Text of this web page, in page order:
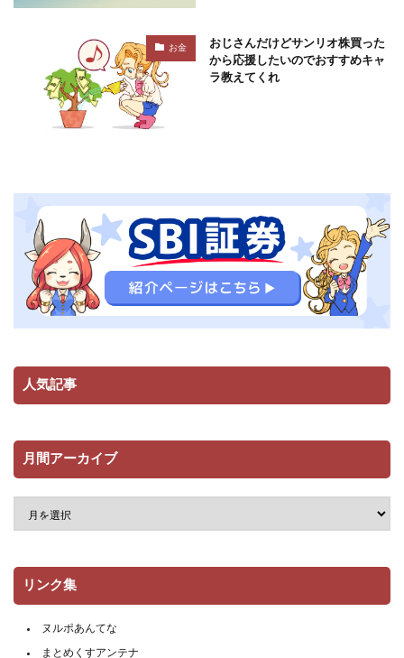
お金
おじさんだけどサンリオ株買った
から応援したいのでおすすめキャ
ラ教えてくれ
人気記事
月間アーカイブ
リンク集
ヌルポあんてな
まとめくすアンテナ